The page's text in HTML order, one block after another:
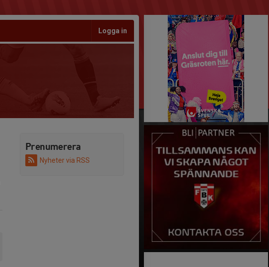
Logga in
Prenumerera
Nyheter via RSS